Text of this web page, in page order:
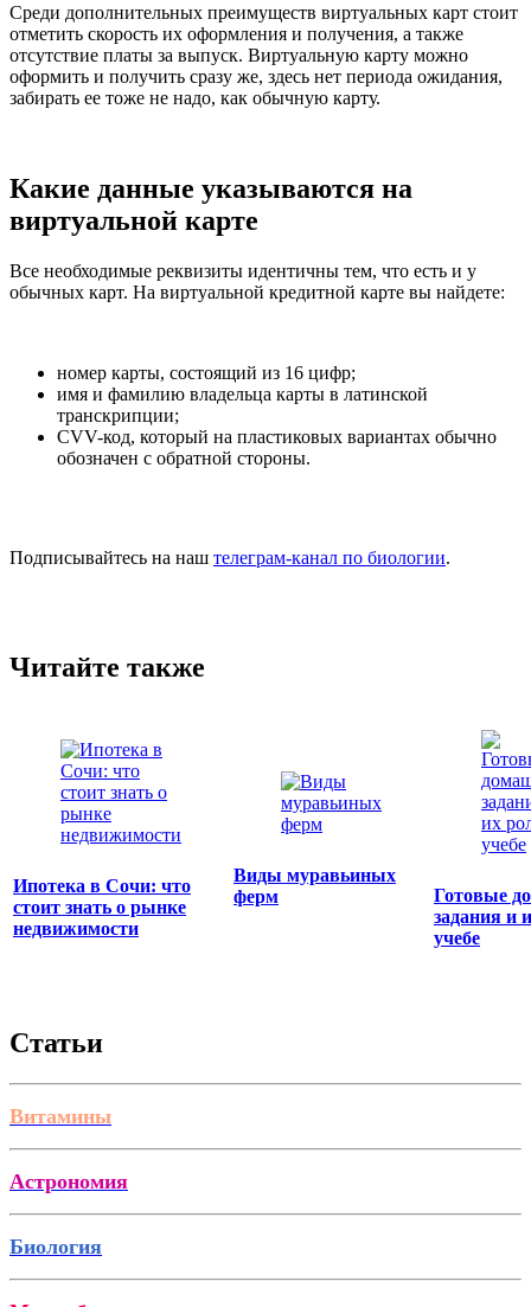
Среди дополнительных преимуществ виртуальных карт стоит
отметить скорость их оформления и получения, а также
отсутствие платы за выпуск. Виртуальную карту можно
оформить и получить сразу же, здесь нет периода ожидания,
забирать ее тоже не надо, как обычную карту.
Какие данные указываются на
виртуальной карте
Все необходимые реквизиты идентичны тем, что есть и у
обычных карт. На виртуальной кредитной карте вы найдете:
номер карты, состоящий из 16 цифр;
имя и фамилию владельца карты в латинской
транскрипции;
CVV-код, который на пластиковых вариантах обычно
обозначен с обратной стороны.
Подписывайтесь на наш телеграм-канал по биологии.
Читайте также
Ипотека в Сочи: что
стоит знать о рынке
недвижимости
Виды муравьиных
ферм
Готовые
задания и
учебе
Статьи
Витамины
Астрономия
Биология